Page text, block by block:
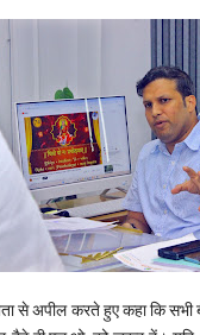
से अपील करते हुए कहा कि